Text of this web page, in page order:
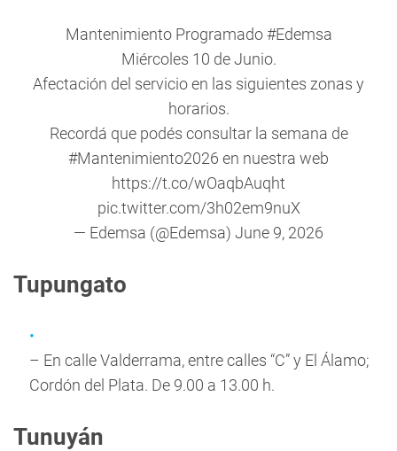
Mantenimiento Programado#Edemsa
Miércoles 10 de Junio.
Afectación del servicio en las siguientes zonas y
horarios.
Recordá que podés consultar la semana de
#Mantenimiento2026 en nuestra web
https://t.co/wOaqbAuqht
pic.twitter.com/3h02em9nuX
— Edemsa (@Edemsa) June 9, 2026
Tupungato
– En calle Valderrama, entre calles “C” y El Álamo;
Cordón del Plata. De 9.00 a 13.00 h.
Tunuyán